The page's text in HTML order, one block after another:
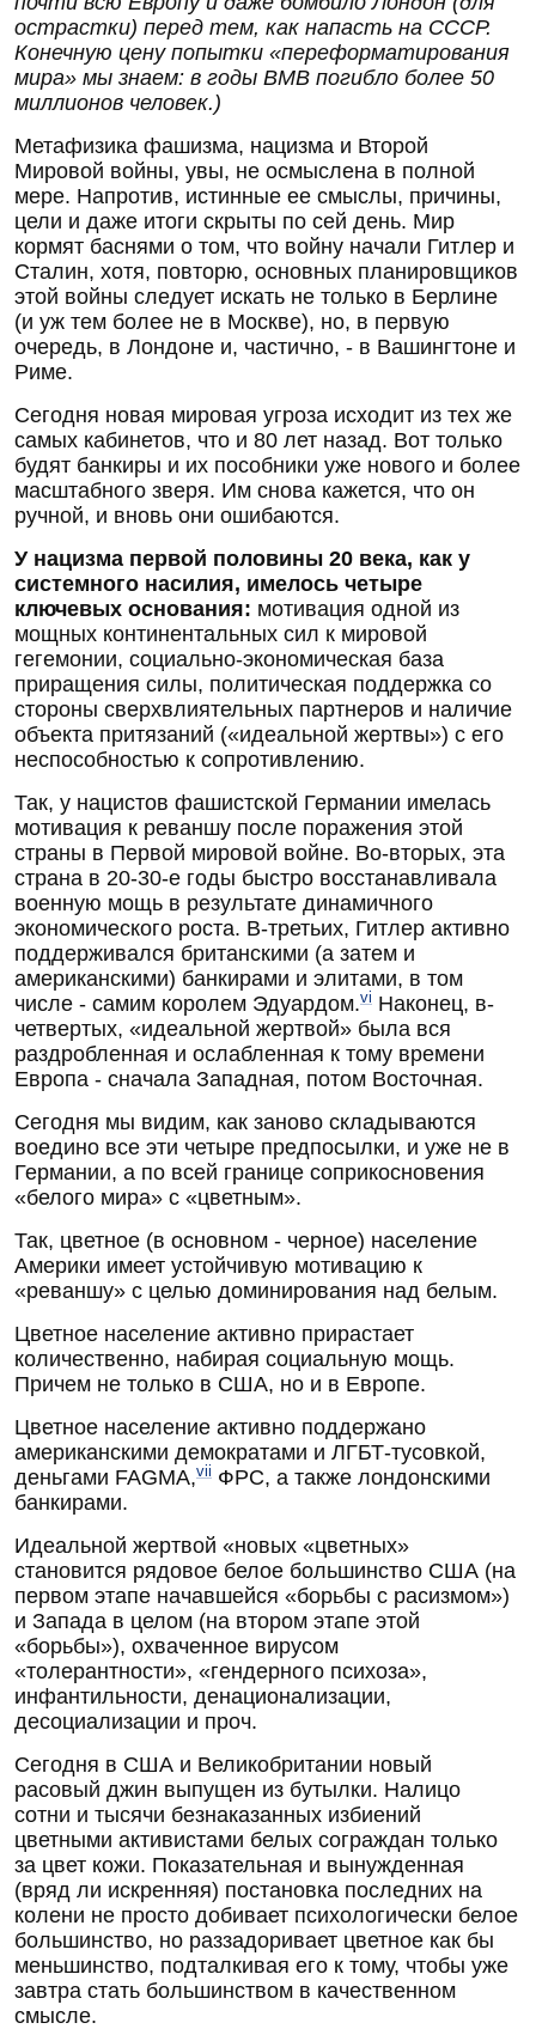
острастки) перед тем, как напасть на СССР.
Конечную цену попытки «переформатирования
мира» мы знаем: в годы ВМВ погибло более 50
миллионов человек.)
Метафизика фашизма, нацизма и Второй
Мировой войны, увы, не осмыслена в полной
мере. Напротив, истинные ее смыслы, причины,
цели и даже итоги скрыты по сей день. Мир
кормят баснями о том, что войну начали Гитлер и
Сталин, хотя, повторю, основных планировщиков
этой войны следует искать не только в Берлине
(и уж тем более не в Москве), но, в первую
очередь, в Лондоне и, частично, - в Вашингтоне и
Риме.
Сегодня новая мировая угроза исходит из тех же
самых кабинетов, что и 80 лет назад. Вот только
будят банкиры и их пособники уже нового и более
масштабного зверя. Им снова кажется, что он
ручной, и вновь они ошибаются.
У нацизма первой половины 20 века, как у
системного насилия, имелось четыре
ключевых основания: мотивация одной из
мощных континентальных сил к мировой
гегемонии, социально-экономическая база
приращения силы, политическая поддержка со
стороны сверхвлиятельных партнеров и наличие
объекта притязаний («идеальной жертвы») с его
неспособностью к сопротивлению.
Так, у нацистов фашистской Германии имелась
мотивация к реваншу после поражения этой
страны в Первой мировой войне. Во-вторых, эта
страна в 20-30-е годы быстро восстанавливала
военную мощь в результате динамичного
экономического роста. В-третьих, Гитлер активно
поддерживался британскими (а затем и
американскими) банкирами и элитами, в том
числе - самим королем Эдуардом.vi Наконец, в-
четвертых, «идеальной жертвой» была вся
раздробленная и ослабленная к тому времени
Европа - сначала Западная, потом Восточная.
Сегодня мы видим, как заново складываются
воедино все эти четыре предпосылки, и уже не в
Германии, а по всей границе соприкосновения
«белого мира» с «цветным».
Так, цветное (в основном - черное) население
Америки имеет устойчивую мотивацию к
«реваншу» с целью доминирования над белым.
Цветное население активно прирастает
количественно, набирая социальную мощь.
Причем не только в США, но и в Европе.
Цветное население активно поддержано
американскими демократами и ЛГБТ-тусовкой,
деньгами FAGMA,vii ФРС, а также лондонскими
банкирами.
Идеальной жертвой «новых «цветных»
становится рядовое белое большинство США (на
первом этапе начавшейся «борьбы с расизмом»)
и Запада в целом (на втором этапе этой
«борьбы»), охваченное вирусом
«толерантности», «гендерного психоза»,
инфантильности, денационализации,
десоциализации и проч.
Сегодня в США и Великобритании новый
расовый джин выпущен из бутылки. Налицо
сотни и тысячи безнаказанных избиений
цветными активистами белых сограждан только
за цвет кожи. Показательная и вынужденная
(вряд ли искренняя) постановка последних на
колени не просто добивает психологически белое
большинство, но раззадоривает цветное как бы
меньшинство, подталкивая его к тому, чтобы уже
завтра стать большинством в качественном
смысле.